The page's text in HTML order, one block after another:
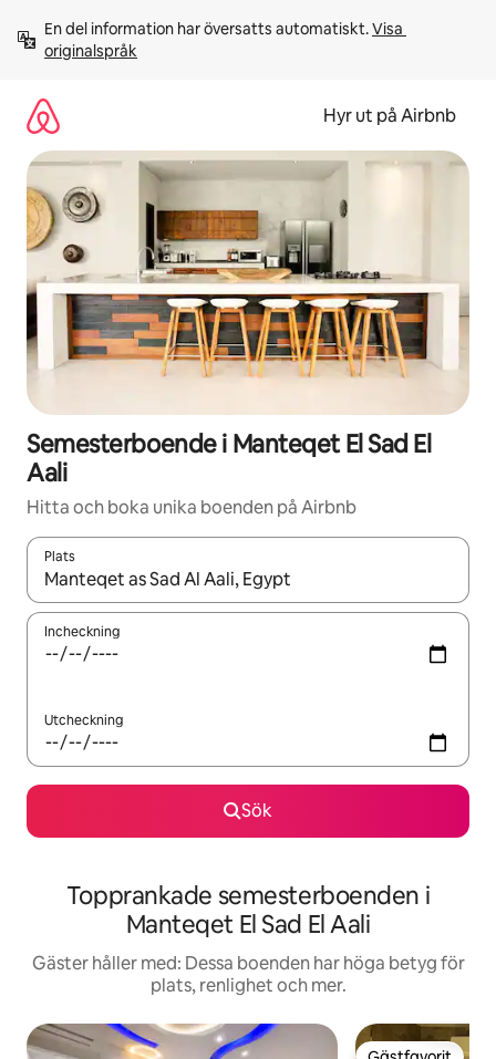
innehåll
En del information har översatts automatiskt. Visa
originalspråk
Hyr ut på Airbnb
Semesterboende i Manteqet El Sad El
Aali
Hitta och boka unika boenden på Airbnb
Plats
När resultaten är tillgängliga kan du navigera med upp- och
Incheckning
Utcheckning
Sök
Topprankade semesterboenden i
Manteqet El Sad El Aali
Gäster håller med: Dessa boenden har höga betyg för
plats, renlighet och mer.